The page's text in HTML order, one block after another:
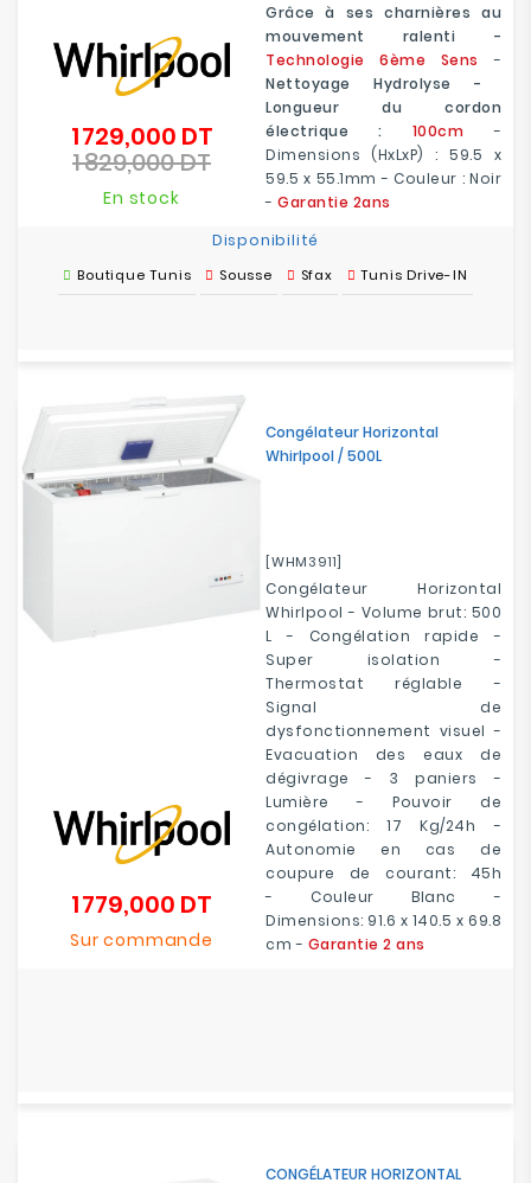
Grâce à ses charnières au
mouvement ralenti -
Technologie 6ème Sens
-
Nettoyage Hydrolyse -
Longueur du cordon
électrique : 100cm
-
Dimensions (HxLxP) : 59.5 x
59.5 x 55.1mm - Couleur : Noir
- Garantie 2ans
1 729,000 DTPrix
1 829,000 DTPrix
En stock
Disponibilité
Boutique Tunis Sousse Sfax Tunis Drive-IN
Congélateur Horizontal
Whirlpool / 500L
[WHM3911]
Congélateur Horizontal
Whirlpool - Volume brut: 500
L - Congélation rapide -
Super isolation -
Thermostat réglable -
Signal de
dysfonctionnement visuel -
Evacuation des eaux de
dégivrage - 3 paniers -
Lumière - Pouvoir de
congélation: 17 Kg/24h -
Autonomie en cas de
coupure de courant: 45h
- Couleur Blanc -
Dimensions: 91.6 x 140.5 x 69.8
cm - Garantie 2 ans
1 779,000 DT
Sur commande
CONGÉLATEUR HORIZONTAL